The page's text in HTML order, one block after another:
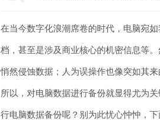
在当今数字化浪潮席卷的时代，电脑宛
档，甚至是涉及商业核心的机密信息等
悄然侵蚀数据；人为误操作也像突如其
所以，对电脑数据进行备份就显得尤为
行电脑数据备份呢？别为此忧心忡忡，